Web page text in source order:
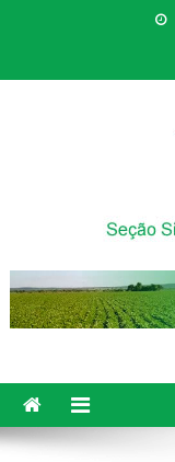
Sinpaf